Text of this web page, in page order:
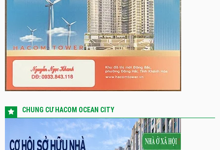
CHUNG CƯ HACOM OCEAN CITY